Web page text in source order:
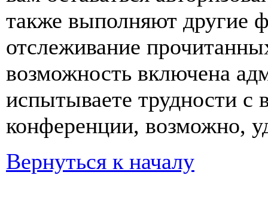
также выполняют другие
отслеживание
возможность включена
испытываете трудности с
конференции, возможно,
Вернуться к началу